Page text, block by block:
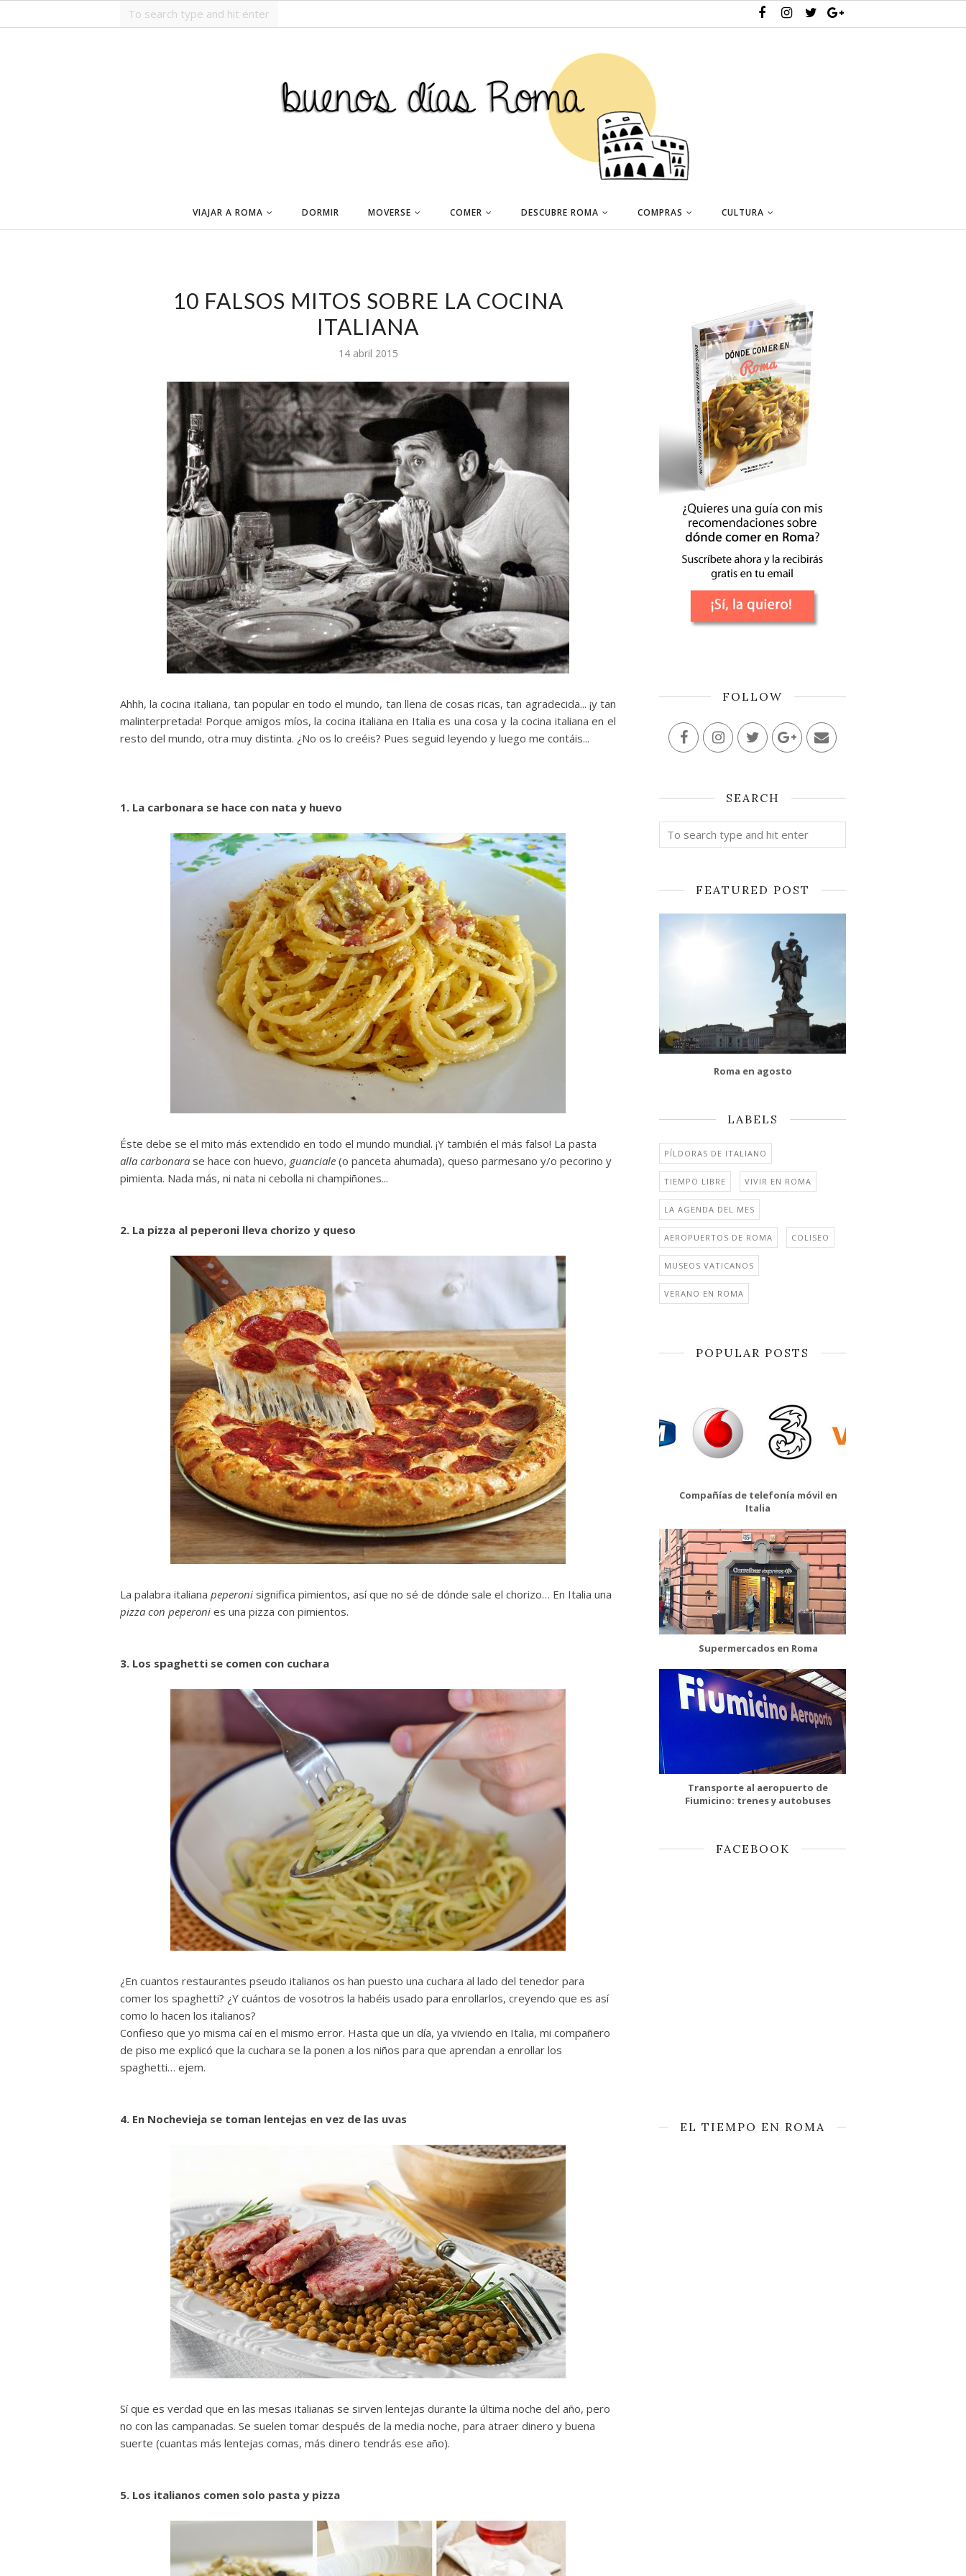
VIAJAR A ROMA DORMIR MOVERSE COMER DESCUBRE ROMA COMPRAS CULTURA
10 FALSOS MITOS SOBRE LA COCINA
ITALIANA
14 abril 2015
Ahhh, la cocina italiana, tan popular en todo el mundo, tan llena de cosas ricas, tan agradecida... ¡y tan
malinterpretada! Porque amigos míos, la cocina italiana en Italia es una cosa y la cocina italiana en el
resto del mundo, otra muy distinta. ¿No os lo creéis? Pues seguid leyendo y luego me contáis...
1. La carbonara se hace con nata y huevo
Éste debe se el mito más extendido en todo el mundo mundial. ¡Y también el más falso! La pasta
alla carbonara se hace con huevo, guanciale (o panceta ahumada), queso parmesano y/o pecorino y
pimienta. Nada más, ni nata ni cebolla ni champiñones...
2. La pizza al peperoni lleva chorizo y queso
La palabra italiana peperoni significa pimientos, así que no sé de dónde sale el chorizo… En Italia una
pizza con peperoni es una pizza con pimientos.
3. Los spaghetti se comen con cuchara
¿En cuantos restaurantes pseudo italianos os han puesto una cuchara al lado del tenedor para
comer los spaghetti? ¿Y cuántos de vosotros la habéis usado para enrollarlos, creyendo que es así
como lo hacen los italianos?
Confieso que yo misma caí en el mismo error. Hasta que un día, ya viviendo en Italia, mi compañero
de piso me explicó que la cuchara se la ponen a los niños para que aprendan a enrollar los
spaghetti… ejem.
4. En Nochevieja se toman lentejas en vez de las uvas
Sí que es verdad que en las mesas italianas se sirven lentejas durante la última noche del año, pero
no con las campanadas. Se suelen tomar después de la media noche, para atraer dinero y buena
suerte (cuantas más lentejas comas, más dinero tendrás ese año).
5. Los italianos comen solo pasta y pizza
FOLLOW
SEARCH
FEATURED POST
Roma en agosto
LABELS
PÍLDORAS DE ITALIANO
TIEMPO LIBRE VIVIR EN ROMA
LA AGENDA DEL MES
AEROPUERTOS DE ROMA COLISEO
MUSEOS VATICANOS
VERANO EN ROMA
POPULAR POSTS
Compañías de telefonía móvil en
Italia
Supermercados en Roma
Transporte al aeropuerto de
Fiumicino: trenes y autobuses
FACEBOOK
EL TIEMPO EN ROMA